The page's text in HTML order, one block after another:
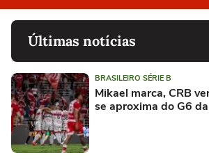
Últimas notícias
BRASILEIRO SÉRIE B
Mikael marca, CRB
se aproxima do G6